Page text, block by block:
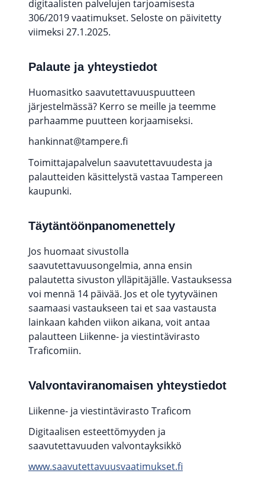
digitaalisten palvelujen tarjoamisesta
306/2019 vaatimukset. Seloste on päivitetty
viimeksi 27.1.2025.
Palaute ja yhteystiedot
Huomasitko saavutettavuuspuutteen
järjestelmässä? Kerro se meille ja teemme
parhaamme puutteen korjaamiseksi.
hankinnat@tampere.fi
Toimittajapalvelun saavutettavuudesta ja
palautteiden käsittelystä vastaa Tampereen
kaupunki.
Täytäntöönpanomenettely
Jos huomaat sivustolla
saavutettavuusongelmia, anna ensin
palautetta sivuston ylläpitäjälle. Vastauksessa
voi mennä 14 päivää. Jos et ole tyytyväinen
saamaasi vastaukseen tai et saa vastausta
lainkaan kahden viikon aikana, voit antaa
palautteen Liikenne- ja viestintävirasto
Traficomiin.
Valvontaviranomaisen yhteystiedot
Liikenne- ja viestintävirasto Traficom
Digitaalisen esteettömyyden ja
saavutettavuuden valvontayksikkö
www.saavutettavuusvaatimukset.fi